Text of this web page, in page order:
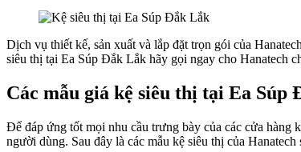
Dịch vụ thiết kế, sản xuất và lắp đặt trọn gói của
siêu thị tại Ea Súp Đắk Lắk hãy gọi ngay cho Hanatech
Các mẫu giá kệ siêu thị tại Ea Súp
Để đáp ứng tốt mọi nhu cầu trưng bày của các cửa hàng
người dùng. Sau đây là các mẫu kệ siêu thị của Hanatech